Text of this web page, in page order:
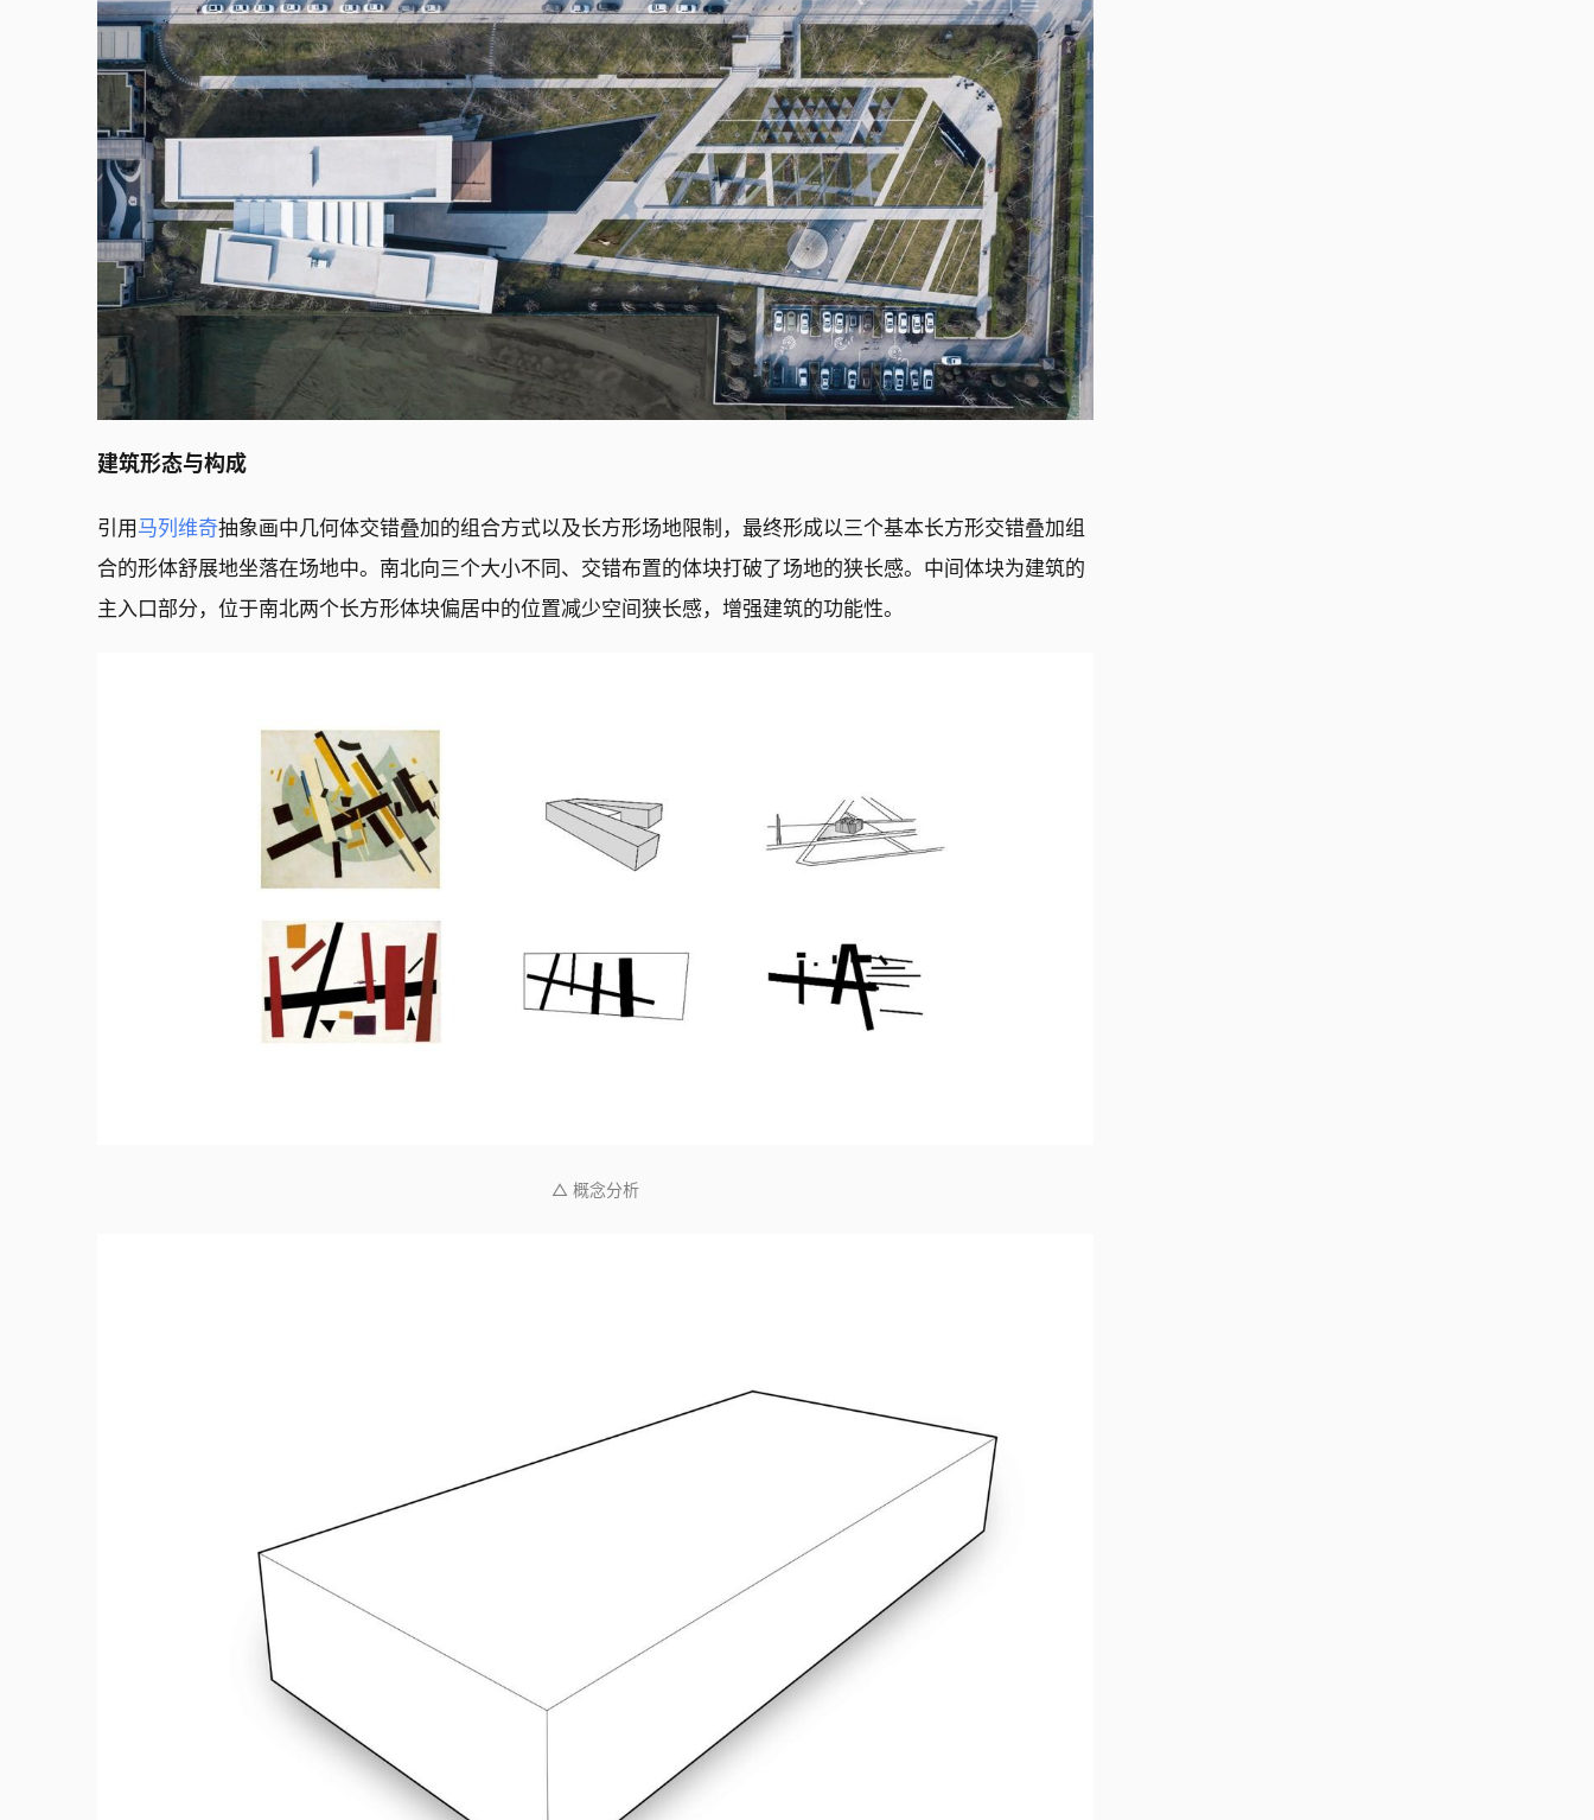
建筑形态与构成
引用马列维奇抽象画中几何体交错叠加的组合方式以及长方形场地限制，最终形成以三个基本长方形交错叠加组
合的形体舒展地坐落在场地中。南北向三个大小不同、交错布置的体块打破了场地的狭长感。中间体块为建筑的
主入口部分，位于南北两个长方形体块偏居中的位置减少空间狭长感，增强建筑的功能性。
△ 概念分析